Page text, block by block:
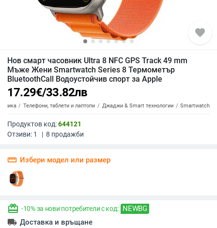
favorite
Нов смарт часовник Ultra 8 NFC GPS Track 49 mm
Мъже Жени Smartwatch Series 8 Термометър
BluetoothCall Водоустойчив спорт за Apple
17.29€/33.82лв
Телефони, таблети и лаптопи Джаджи & Smart технологии Smartwatch
Продуктов код:644121
Отзиви: 1 | 8 продажби
straighten Избери модел или размер
redeem -10% за нови потребители с код: NEWBG
local_shipping Доставка и връщане